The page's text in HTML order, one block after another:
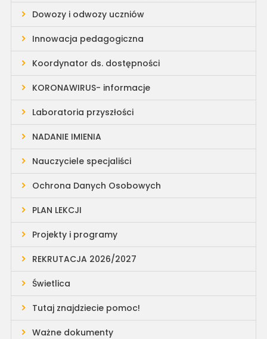
Dowozy i odwozy uczniów
Innowacja pedagogiczna
Koordynator ds. dostępności
KORONAWIRUS- informacje
Laboratoria przyszłości
NADANIE IMIENIA
Nauczyciele specjaliści
Ochrona Danych Osobowych
PLAN LEKCJI
Projekty i programy
REKRUTACJA 2026/2027
Świetlica
Tutaj znajdziecie pomoc!
Ważne dokumenty